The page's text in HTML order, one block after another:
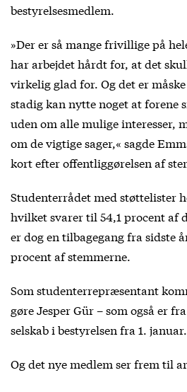
bestyrelsesmedlem.
»Der er så mange frivillige på
har arbejdet hårdt for, at det
virkelig glad for. Og det er
stadig kan nytte noget at forene
uden om alle mulige interesser,
om de vigtige sager,« sagde
kort efter offentliggørelsen af
Studenterrådet med støttelister
hvilket svarer til 54,1 procent af
er dog en tilbagegang fra sidste
procent af stemmerne.
Som studenterrepræsentant
gøre Jesper Gür – som også er
selskab i bestyrelsen fra 1. januar.
Og det nye medlem ser frem til